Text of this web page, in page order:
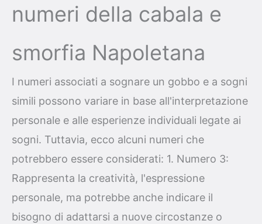
numeri della cabala e
smorfia Napoletana
I numeri associati a sognare un gobbo e a sogni
simili possono variare in base all'interpretazione
personale e alle esperienze individuali legate ai
sogni. Tuttavia, ecco alcuni numeri che
potrebbero essere considerati: 1. Numero 3:
Rappresenta la creatività, l'espressione
personale, ma potrebbe anche indicare il
bisogno di adattarsi a nuove circostanze o